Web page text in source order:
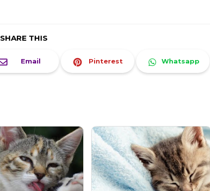
SHARE THIS
Email Pinterest Whatsapp